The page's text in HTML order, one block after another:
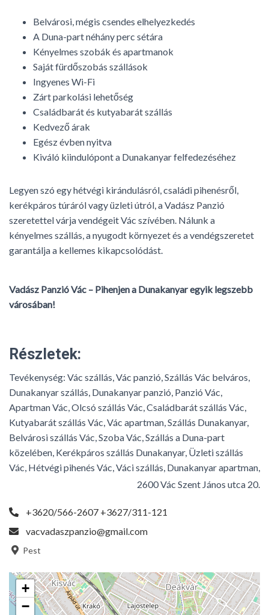
Belvárosi, mégis csendes elhelyezkedés
A Duna-part néhány perc sétára
Kényelmes szobák és apartmanok
Saját fürdőszobás szállások
Ingyenes Wi-Fi
Zárt parkolási lehetőség
Családbarát és kutyabarát szállás
Kedvező árak
Egész évben nyitva
Kiváló kiindulópont a Dunakanyar felfedezéséhez
Legyen szó egy hétvégi kirándulásról, családi pihenésről,
kerékpáros túráról vagy üzleti útról, a Vadász Panzió
szeretettel várja vendégeit Vác szívében. Nálunk a
kényelmes szállás, a nyugodt környezet és a vendégszeretet
garantálja a kellemes kikapcsolódást.
Vadász Panzió Vác – Pihenjen a Dunakanyar egyik legszebb
városában!
Részletek:
Tevékenység: Vác szállás, Vác panzió, Szállás Vác belváros,
Dunakanyar szállás, Dunakanyar panzió, Panzió Vác,
Apartman Vác, Olcsó szállás Vác, Családbarát szállás Vác,
Kutyabarát szállás Vác, Vác apartman, Szállás Dunakanyar,
Belvárosi szállás Vác, Szoba Vác, Szállás a Duna-part
közelében, Kerékpáros szállás Dunakanyar, Üzleti szállás
Vác, Hétvégi pihenés Vác, Váci szállás, Dunakanyar apartman,
2600 Vác Szent János utca 20.
+3620/566-2607 +3627/311-121
vacvadaszpanzio@gmail.com
Pest
+
−